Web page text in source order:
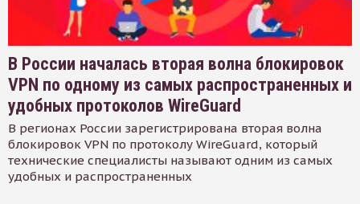
В России началась вторая волна блокировок
VPN по одному из самых распространенных и
удобных протоколов WireGuard
В регионах России зарегистрирована вторая волна
блокировок VPN по протоколу WireGuard, который
технические специалисты называют одним из самых
удобных и распространенных